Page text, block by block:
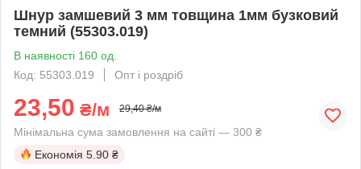
Шнур замшевий 3 мм товщина 1мм бузковий
темний (55303.019)
В наявності 160 од.
Код: 55303.019
Опт і роздріб
23,50 ₴/м 29,40 ₴/м
Мінімальна сума замовлення на сайті — 300 ₴
Економія 5.90 ₴